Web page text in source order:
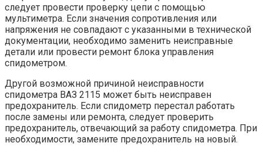
следует провести проверку цепи с помощью
мультиметра. Если значения сопротивления или
напряжения не совпадают с указанными в технической
документации, необходимо заменить неисправные
детали или провести ремонт блока управления
спидометром.
Другой возможной причиной неисправности
спидометра ВАЗ 2115 может быть неисправен
предохранитель. Если спидометр перестал работать
после замены или ремонта, следует проверить
предохранитель, отвечающий за работу спидометра. При
необходимости, замените предохранитель на новый.